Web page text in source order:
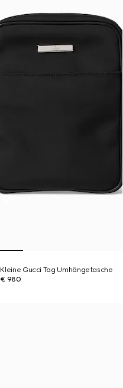
Kleine Gucci Tag Umhängetasche
€ 980